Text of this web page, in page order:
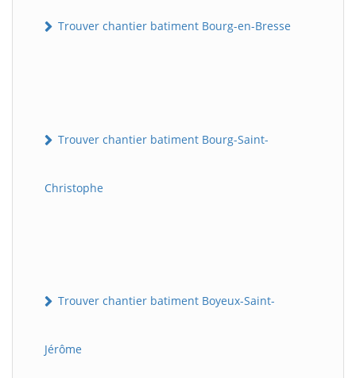
Trouver chantier batiment Bourg-en-Bresse
Trouver chantier batiment Bourg-Saint-
Christophe
Trouver chantier batiment Boyeux-Saint-
Jérôme